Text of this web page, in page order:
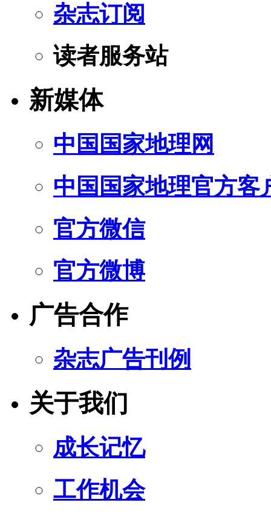
杂志订阅
读者服务站
新媒体
中国国家地理网
中国国家地理官方客
官方微信
官方微博
广告合作
杂志广告刊例
关于我们
成长记忆
工作机会